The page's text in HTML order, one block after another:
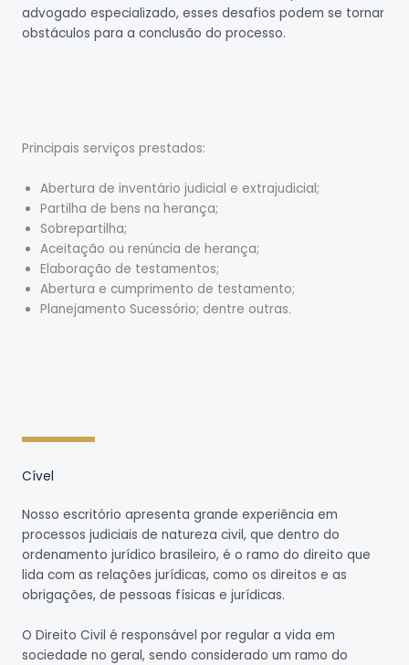
advogado especializado, esses desafios podem se tornar
obstáculos para a conclusão do processo.
Principais serviços prestados:
Abertura de inventário judicial e extrajudicial;
Partilha de bens na herança;
Sobrepartilha;
Aceitação ou renúncia de herança;
Elaboração de testamentos;
Abertura e cumprimento de testamento;
Planejamento Sucessório; dentre outras.
Cível
Nosso escritório apresenta grande experiência em
processos judiciais de natureza civil, que dentro do
ordenamento jurídico brasileiro, é o ramo do direito que
lida com as relações jurídicas, como os direitos e as
obrigações, de pessoas físicas e jurídicas.
O Direito Civil é responsável por regular a vida em
sociedade no geral, sendo considerado um ramo do